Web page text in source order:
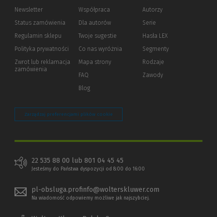
Newsletter
Status zamówienia
Regulamin sklepu
Polityka prywatności (Nowe
(Link
innej
Zwrot lub reklamacja
zamówienia
Współpraca
Dla autorów(Nowe
(Link
innej
strony)
Twoje sugestie
Co nas wyróżnia
Mapa strony
FAQ
Blog
Autorzy
Serie
Hasła LEX
Segmenty
Rodzaje
Zawody
Zarządzaj preferencjami plików cookie
22 535 88 00 lub 801 04 45 45
Jesteśmy do Państwa dyspozycji od 8:00 do 16:00
pl-obsluga.profinfo@wolterskluwer.com
Na wiadomość odpowiemy możliwe jak najszybciej.